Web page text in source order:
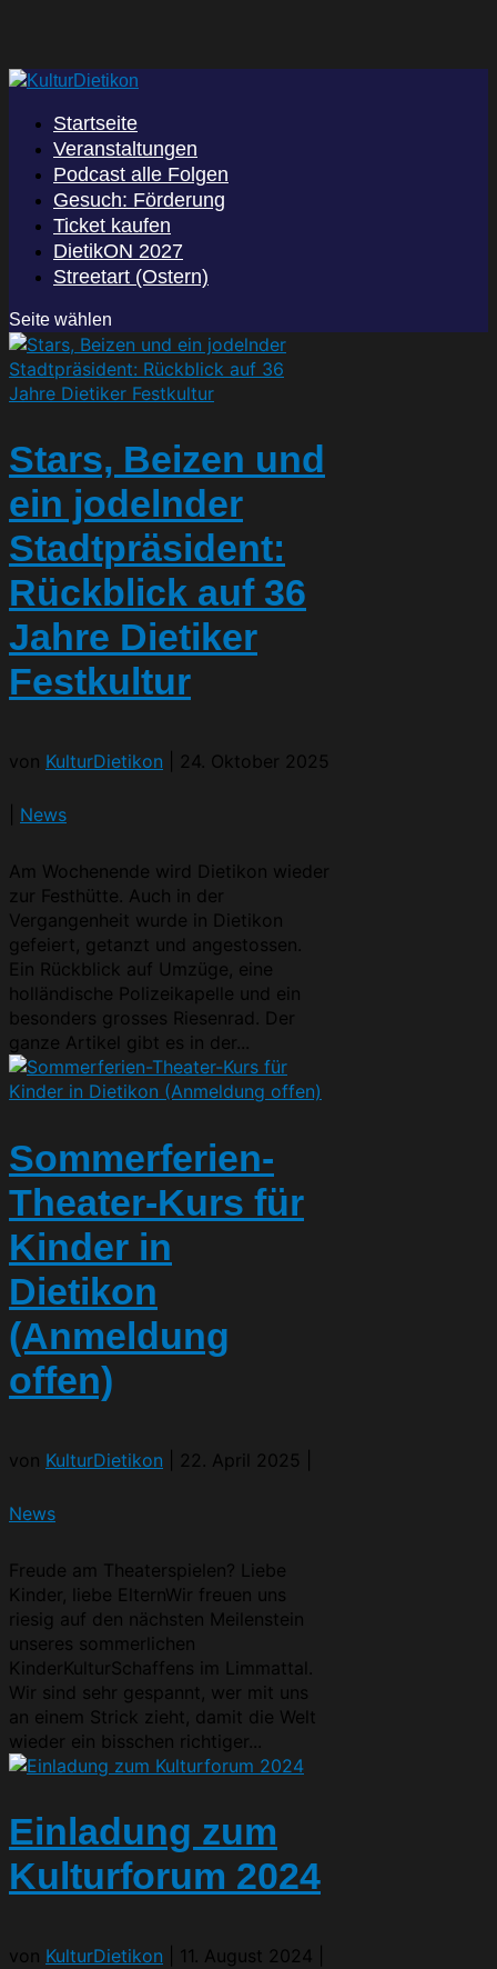
Startseite
Veranstaltungen
Podcast alle Folgen
Gesuch: Förderung
Ticket kaufen
DietikON 2027
Streetart (Ostern)
Seite wählen
Stars, Beizen und
ein jodelnder
Stadtpräsident:
Rückblick auf 36
Jahre Dietiker
Festkultur
von KulturDietikon 24. Oktober 2025
News
Am Wochenende wird Dietikon wieder
zur Festhütte. Auch in der
Vergangenheit wurde in Dietikon
gefeiert, getanzt und angestossen.
Ein Rückblick auf Umzüge, eine
holländische Polizeikapelle und ein
besonders grosses Riesenrad. Der
ganze Artikel gibt es in der...
Sommerferien-
Theater-Kurs für
Kinder in
Dietikon
(Anmeldung
offen)
von KulturDietikon 22. April 2025
News
Freude am Theaterspielen? Liebe
Kinder, liebe ElternWir freuen uns
riesig auf den nächsten Meilenstein
unseres sommerlichen
KinderKulturSchaffens im Limmattal.
Wir sind sehr gespannt, wer mit uns
an einem Strick zieht, damit die Welt
wieder ein bisschen richtiger...
Einladung zum
Kulturforum 2024
von KulturDietikon 11. August 2024